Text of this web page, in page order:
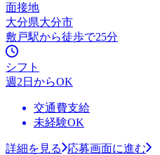
面接地
大分県大分市
敷戸駅から徒歩で25分
シフト
週2日からOK
交通費支給
未経験OK
詳細を見る
応募画面に進む